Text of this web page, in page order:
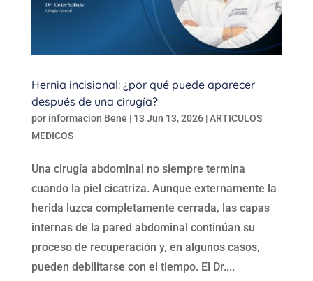
Hernia incisional: ¿por qué puede aparecer
después de una cirugía?
por informacion Bene | 13 Jun 13, 2026|ARTICULOS
MEDICOS
Una cirugía abdominal no siempre termina
cuando la piel cicatriza. Aunque externamente la
herida luzca completamente cerrada, las capas
internas de la pared abdominal continúan su
proceso de recuperación y, en algunos casos,
pueden debilitarse con el tiempo. El Dr....